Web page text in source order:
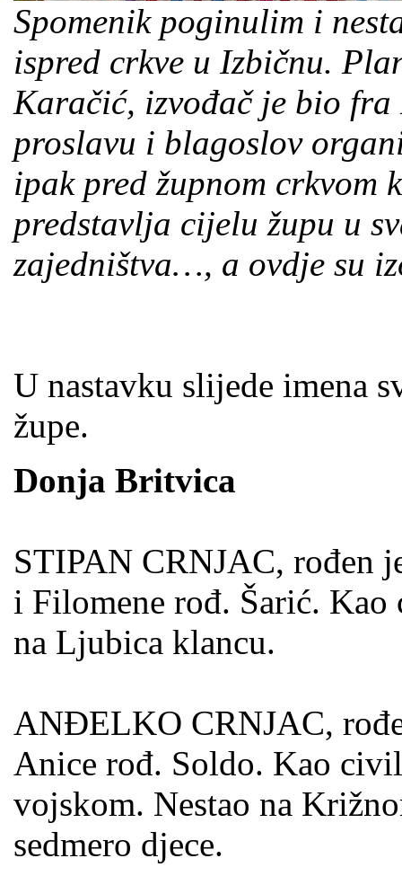
Spomenik poginulim i
ispred crkve u Izbičnu.
Karačić, izvođač je bio
proslavu i blagoslov
ipak pred župnom crkvom
predstavlja cijelu župu u
zajedništva…, a ovdje su
U nastavku slijede imena
župe.
Donja Britvica
STIPAN CRNJAC, rođen
i Filomene rođ. Šarić.
na Ljubica klancu.
ANĐELKO CRNJAC,
Anice rođ. Soldo. Kao
vojskom. Nestao na
sedmero djece.